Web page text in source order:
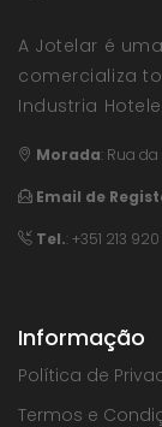
A Jotelar é
comercializa
Industria
Morada: Rua da
Email de
Tel.: +351 213
Informação
Política de
Termos e